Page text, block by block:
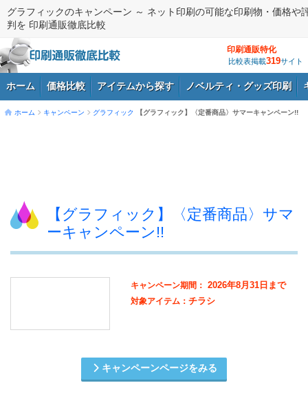
グラフィックのキャンペーン ～ ネット印刷の可能な印刷物・価格や
判を 印刷通販徹底比較
印刷通販特化
比較表掲載319サイト
ホーム 価格比較 アイテムから探す ノベルティ・グッズ印刷
ホーム キャンペーン グラフィック 【グラフィック】〈定番商品〉サマーキャンペーン!!
【グラフィック】〈定番商品〉サマ
ーキャンペーン!!
キャンペーン期間： 2026年8月31日まで
対象アイテム： チラシ
キャンペーンページをみる